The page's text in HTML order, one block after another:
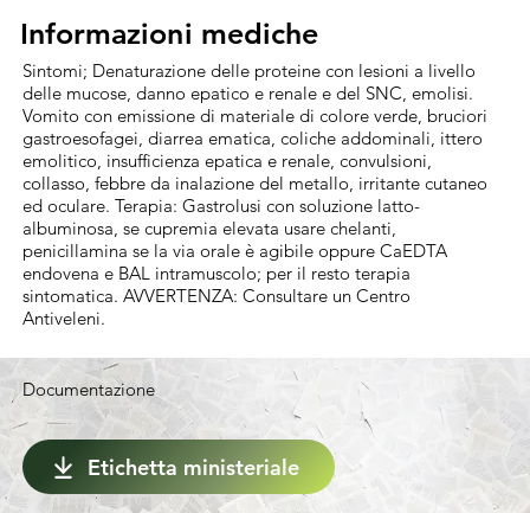
Etichetta ministeriale
Documentazione
autunnali 250-625 g/hl Dosi/ha 3,5-6,25 Kg N°
max Trattamenti anno 3, Intervallo tra i
trattamenti (gg) 14-21 Volumi di Irrorazione
consigliati (l/ha) 1000- 1500.  Versare il
prodotto nella botte dell’irroratrice
parzialmente riempita d’acqua e,
mantenendo la massa in agitazione, portare
al volume desiderato. Il prodotto è già
neutro quindi non richiede l’aggiunta di
calce, va impiegato secondo i normali
di temperatura e di umidità (in caso di
stagione particolarmente piovosa andranno
impiegate le dosi maggiori nell’intervallo di
tempo più corto). Al fine di ridurre al minimo
Informazioni mediche
Informazioni mediche
Sintomi; Denaturazione delle proteine con lesioni a livello
delle mucose, danno epatico e renale e del SNC, emolisi.
Vomito con emissione di materiale di colore verde, bruciori
gastroesofagei, diarrea ematica, coliche addominali, ittero
emolitico, insufficienza epatica e renale, convulsioni,
collasso, febbre da inalazione del metallo, irritante cutaneo
ed oculare. Terapia: Gastrolusi con soluzione latto-
albuminosa, se cupremia elevata usare chelanti,
penicillamina se la via orale è agibile oppure CaEDTA
endovena e BAL intramuscolo; per il resto terapia
sintomatica. AVVERTENZA: Consultare un Centro
Antiveleni.